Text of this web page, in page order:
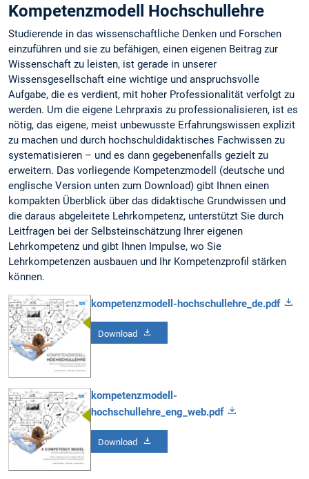
Kompetenzmodell Hochschullehre
Studierende in das wissenschaftliche Denken und Forschen
einzuführen und sie zu befähigen, einen eigenen Beitrag zur
Wissenschaft zu leisten, ist gerade in unserer
Wissensgesellschaft eine wichtige und anspruchsvolle
Aufgabe, die es verdient, mit hoher Professionalität verfolgt zu
werden. Um die eigene Lehrpraxis zu professionalisieren, ist es
nötig, das eigene, meist unbewusste Erfahrungswissen explizit
zu machen und durch hochschuldidaktisches Fachwissen zu
systematisieren – und es dann gegebenenfalls gezielt zu
erweitern. Das vorliegende Kompetenzmodell (deutsche und
englische Version unten zum Download) gibt Ihnen einen
kompakten Überblick über das didaktische Grundwissen und
die daraus abgeleitete Lehrkompetenz, unterstützt Sie durch
Leitfragen bei der Selbsteinschätzung Ihrer eigenen
Lehrkompetenz und gibt Ihnen Impulse, wo Sie
Lehrkompetenzen ausbauen und Ihr Kompetenzprofil stärken
können.
kompetenzmodell-hochschullehre_de.pdf
Download
kompetenzmodell-
hochschullehre_eng_web.pdf
Download